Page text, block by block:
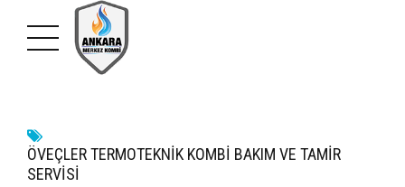
ÖVEÇLER TERMOTEKNIK KOMBI BAKIM VE TAMIR
SERVISI